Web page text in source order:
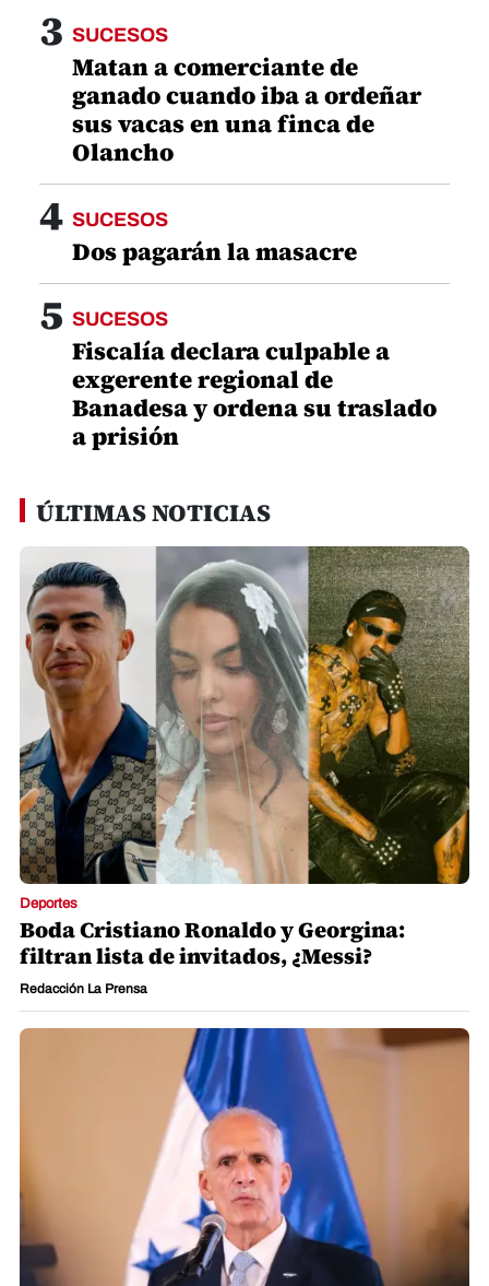
3 SUCESOS
Matan a comerciante de
ganado cuando iba a ordeñar
sus vacas en una finca de
Olancho
4 SUCESOS
Dos pagarán la masacre
5 SUCESOS
Fiscalía declara culpable a
exgerente regional de
Banadesa y ordena su traslado
a prisión
ÚLTIMAS NOTICIAS
Deportes
Boda Cristiano Ronaldo y Georgina:
filtran lista de invitados, ¿Messi?
Redacción La Prensa